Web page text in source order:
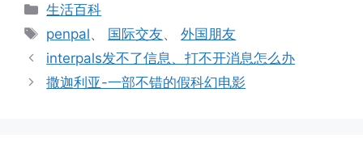
分
生活百科
标
签
penpal、 国际交友、外国朋友
interpals发不了信息、打不开消息怎么办
撒迦利亚-一部不错的假科幻电影